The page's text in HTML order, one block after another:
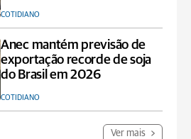
COTIDIANO
Anec mantém previsão de
exportação recorde de soja
do Brasil em 2026
COTIDIANO
Ver mais